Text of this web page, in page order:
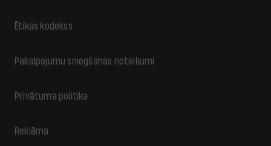
Ētikas kodekss
Pakalpojumu sniegšanas noteikumi
Privātuma politika
Reklāma